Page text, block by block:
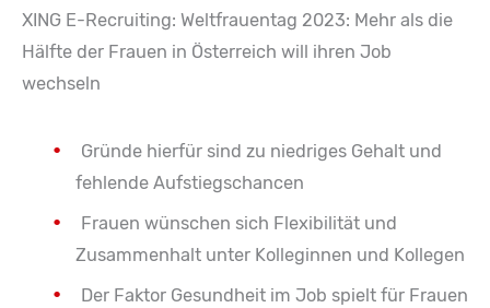
XING E-Recruiting: Weltfrauentag 2023: Mehr als die
Hälfte der Frauen in Österreich will ihren Job
wechseln
Gründe hierfür sind zu niedriges Gehalt und
fehlende Aufstiegschancen
Frauen wünschen sich Flexibilität und
Zusammenhalt unter Kolleginnen und Kollegen
Der Faktor Gesundheit im Job spielt für Frauen